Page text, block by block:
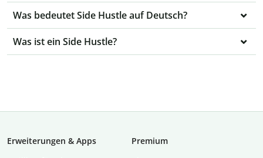
Was bedeutet Side Hustle auf Deutsch?
Was ist ein Side Hustle?
Erweiterungen & Apps
Premium